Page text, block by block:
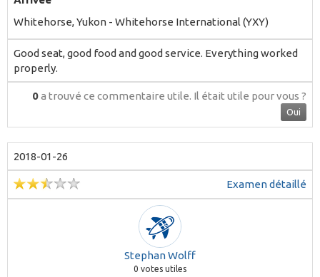
Whitehorse, Yukon - Whitehorse International (YXY)
Good seat, good food and good service. Everything worked
properly.
0a trouvé ce commentaire utile. Il était utile pour vous ?
Oui
2018-01-26
Examen détaillé
Stephan Wolff
0 votes utiles